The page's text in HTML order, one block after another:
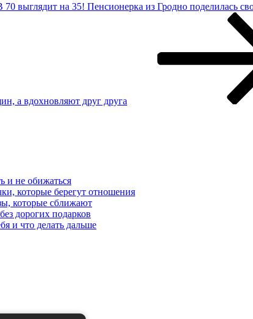
70 выглядит на 35! Пенсионерка из Гродно поделилась
а вдохновляют друг друга
и не обижаться
которые берегут отношения
которые сближают
дорогих подарков
и что делать дальше